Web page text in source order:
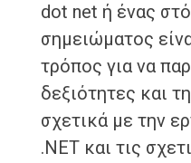
dot net ή ένας
σημειώματος
τρόπος για να
δεξιότητες και
σχετικά με την
.NET και τις